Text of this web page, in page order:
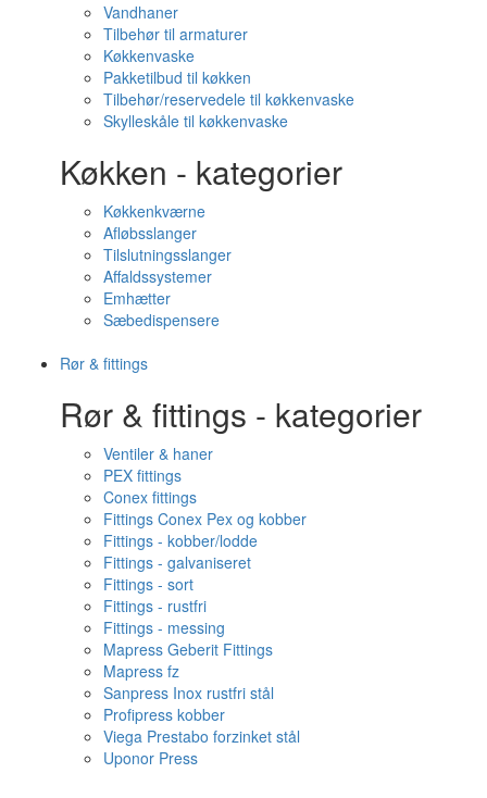
Vandhaner
Tilbehør til armaturer
Køkkenvaske
Pakketilbud til køkken
Tilbehør/reservedele til køkkenvaske
Skylleskåle til køkkenvaske
Køkken - kategorier
Køkkenkværne
Afløbsslanger
Tilslutningsslanger
Affaldssystemer
Emhætter
Sæbedispensere
Rør & fittings
Rør & fittings - kategorier
Ventiler & haner
PEX fittings
Conex fittings
Fittings Conex Pex og kobber
Fittings - kobber/lodde
Fittings - galvaniseret
Fittings - sort
Fittings - rustfri
Fittings - messing
Mapress Geberit Fittings
Mapress fz
Sanpress Inox rustfri stål
Profipress kobber
Viega Prestabo forzinket stål
Uponor Press